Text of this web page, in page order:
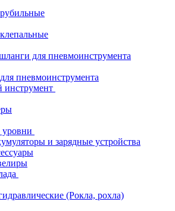
для пневмоинструмента
пневмоинструмента
инструмент
уровни
и зарядные устройства
(Рокла, рохла)